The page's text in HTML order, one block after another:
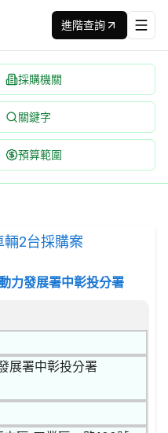
進階查詢
採購機關
關鍵字
預算範圍
採購案 招標公告 | 案號：
拖車;車輛機件 | 招標方
2台採購案
力發展署中彰投分署
展署中彰投分署